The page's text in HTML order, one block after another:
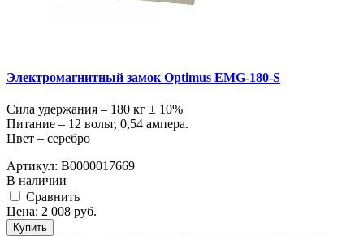
Электромагнитный замок Optimus EMG-180-S
Сила удержания – 180 кг ± 10%
Питание – 12 вольт, 0,54 ампера.
Цвет – серебро
Артикул: В0000017669
В наличии
Cравнить
Цена: 2 008 руб.
Купить